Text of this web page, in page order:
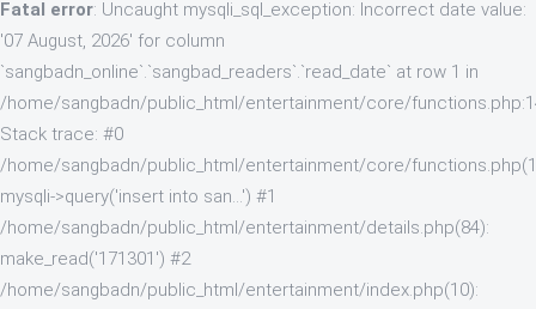
Fatal error: Uncaught mysqli_sql_exception: Incorrect date value:
'07 August, 2026' for column
`sangbadn_online`.`sangbad_readers`.`read_date` at row 1 in
/home/sangbadn/public_html/entertainment/core/
Stack trace: #0
/home/sangbadn/public_html/entertainment/core/
mysqli->query('insert into san...') #1
/home/sangbadn/public_html/entertainment/details.php(84):
make_read('171301') #2
/home/sangbadn/public_html/entertainment/index.php(10):